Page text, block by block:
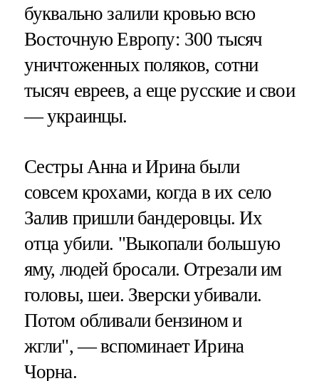
буквально залили кровью всю
Восточную Европу: 300 тысяч
уничтоженных поляков, сотни
тысяч евреев, а еще русские и свои
— украинцы.
Сестры Анна и Ирина были
совсем крохами, когда в их село
Залив пришли бандеровцы. Их
отца убили. "Выкопали большую
яму, людей бросали. Отрезали им
головы, шеи. Зверски убивали.
Потом обливали бензином и
жгли", — вспоминает Ирина
Чорна.